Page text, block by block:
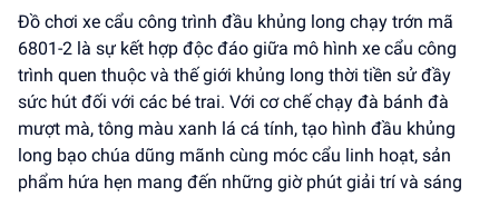
Đồ chơi xe cẩu công trình đầu khủng long chạy trớn mã
6801-2 là sự kết hợp độc đáo giữa mô hình xe cẩu công
trình quen thuộc và thế giới khủng long thời tiền sử đầy
sức hút đối với các bé trai. Với cơ chế chạy đà bánh đà
mượt mà, tông màu xanh lá cá tính, tạo hình đầu khủng
long bạo chúa dũng mãnh cùng móc cẩu linh hoạt, sản
phẩm hứa hẹn mang đến những giờ phút giải trí và sáng